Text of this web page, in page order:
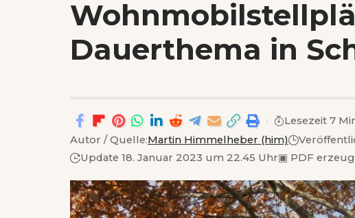
Dauerthema in
Autor / Quelle:Martin Himmelheber (him)
Update 18. Januar 2023 um 22.45 Uhr▣ PDF
Lesezeit 7